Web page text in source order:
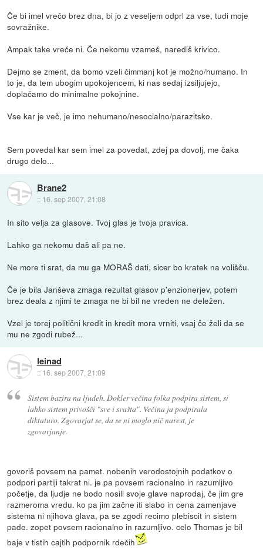
Če bi imel vrečo brez dna, bi jo z veseljem odprl za vse, tudi moje
sovražnike.
Ampak take vreče ni. Če nekomu vzameš, narediš krivico.
Dejmo se zment, da bomo vzeli čimmanj kot je možno/humano. In
to je, da tem ubogim upokojencem, ki nas sedaj izsiljujejo,
doplačamo do minimalne pokojnine.
Vse kar je več, je imo nehumano/nesocialno/parazitsko.
Sem povedal kar sem imel za povedat, zdej pa dovolj, me čaka
drugo delo...
Brane2
:: 16. sep 2007, 21:08
In sito velja za glasove. Tvoj glas je tvoja pravica.
Lahko ga nekomu daš ali pa ne.
Ne more ti srat, da mu ga MORAŠ dati, sicer bo kratek na volišču.
Če je bila Janševa zmaga rezultat glasov p'enzionerjev, potem
brez deala z njimi te zmaga ne bi bil ne vreden ne deležen.
Vzel je torej politični kredit in kredit mora vrniti, vsaj če želi da se
mu ne zgodi rubež...
leinad
:: 16. sep 2007, 21:09
Sistem bazira na ljudeh. Dokler večina folka podpira sistem, si
lahko sistem privošči "sve i svašta". Večina ja podpirala
diktaturo. Zgovarjat se, da se ni moglo nič narest, je
zgovarjanje.
govoriš povsem na pamet. nobenih verodostojnih podatkov o
podpori partiji takrat ni. je pa povsem racionalno in razumljivo
početje, da ljudje ne bodo nosili svoje glave naprodaj, če jim gre
razmeroma vredu. ko pa jim začne iti slabo in cena zamenjave
sistema ni njihova glava, pa se zgodi recimo plebiscit in sistem
pade. zopet povsem racionalno in razumljivo. celo Thomas je bil
baje v tistih cajtih podpornik rdečih